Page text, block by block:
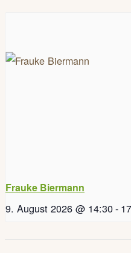
Frauke Biermann
9. August 2026 @ 14:30-